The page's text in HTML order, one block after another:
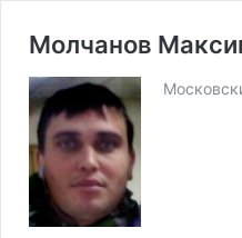
Молчанов